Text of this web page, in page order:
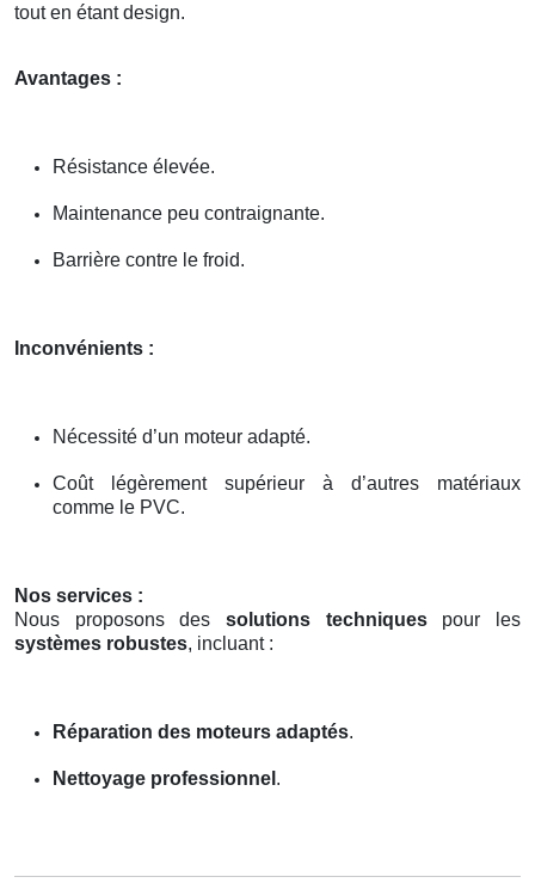
tout en étant design.
Avantages :
Résistance élevée.
Maintenance peu contraignante.
Barrière contre le froid.
Inconvénients :
Nécessité d’un moteur adapté.
Coût légèrement supérieur à d’autres matériaux
comme le PVC.
Nos services :
Nous proposons des solutions techniquespour les
systèmes robustes, incluant :
Réparation des moteurs adaptés.
Nettoyage professionnel .